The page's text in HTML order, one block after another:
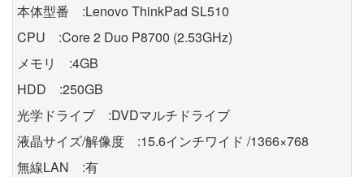
本体型番 :Lenovo ThinkPad SL510
CPU :Core 2 Duo P8700 (2.53GHz)
メモリ :4GB
HDD :250GB
光学ドライブ :DVDマルチドライブ
液晶サイズ/解像度 :15.6インチワイド /1366×768
無線LAN :有